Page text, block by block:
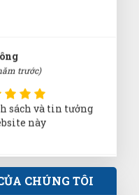
Tâm
trước)
cơ hội sẽ ủng hộ
trước)
CHÚNG TÔI